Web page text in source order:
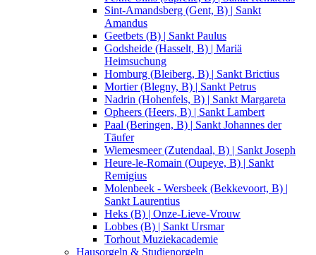
Sint-Amandsberg (Gent, B) | Sankt
Amandus
Geetbets (B) | Sankt Paulus
Godsheide (Hasselt, B) | Mariä
Heimsuchung
Homburg (Bleiberg, B) | Sankt Brictius
Mortier (Blegny, B) | Sankt Petrus
Nadrin (Hohenfels, B) | Sankt Margareta
Opheers (Heers, B) | Sankt Lambert
Paal (Beringen, B) | Sankt Johannes der
Täufer
Wiemesmeer (Zutendaal, B) | Sankt Joseph
Heure-le-Romain (Oupeye, B) | Sankt
Remigius
Molenbeek - Wersbeek (Bekkevoort, B) |
Sankt Laurentius
Heks (B) | Onze-Lieve-Vrouw
Lobbes (B) | Sankt Ursmar
Torhout Muziekacademie
Hausorgeln & Studienorgeln